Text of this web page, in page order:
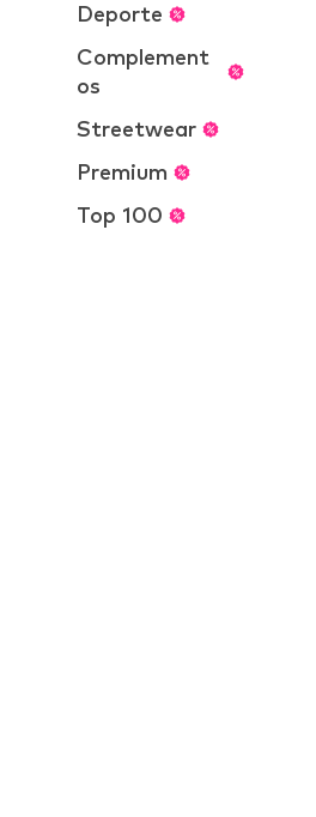
Deporte
Complement
os
Streetwear
Premium
Top 100